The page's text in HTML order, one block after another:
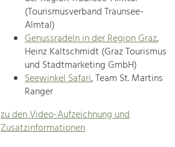
(Tourismusverband Traunsee-
Almtal)
Genussradeln in der Region Graz,
Heinz Kaltschmidt (Graz Tourismus
und Stadtmarketing GmbH)
Seewinkel Safari, Team St. Martins
Ranger
zu den Video-Aufzeichnung und
Zusatzinformationen